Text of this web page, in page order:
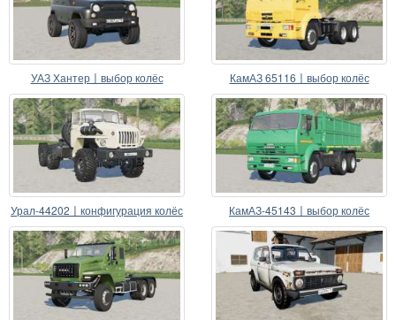
УАЗ Хантер〡выбор колёс КамАЗ 65116〡выбор колёс
Урал-44202〡конфигурация колёс КамАЗ-45143〡выбор колёс